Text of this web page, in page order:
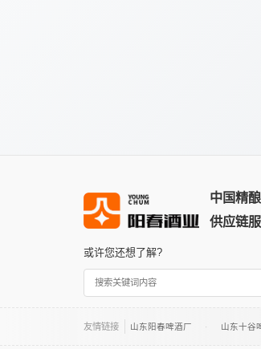
中国精
供应链
或许您还想了解?
友情链接 山东阳春啤酒厂 山东十谷